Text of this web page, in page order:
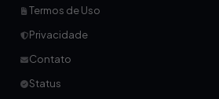
Termos de Uso
Privacidade
Contato
Status